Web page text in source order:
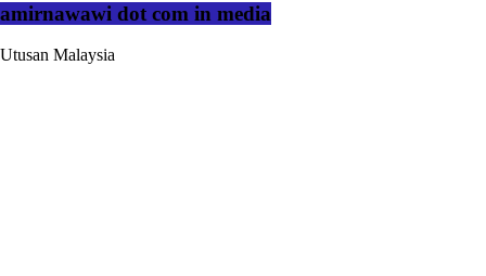
amirnawawi dot com in media
Utusan Malaysia